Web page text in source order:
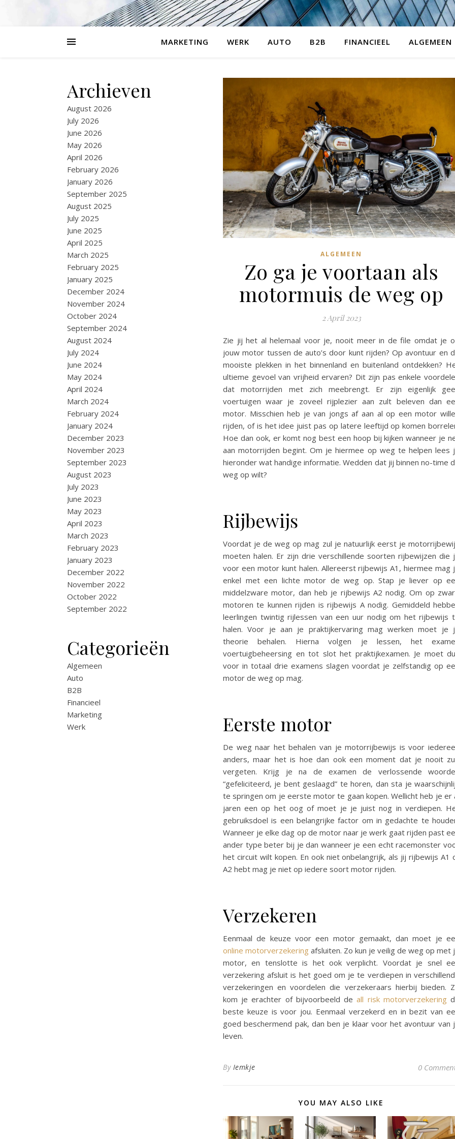
MARKETING WERK AUTO B2B FINANCIEEL ALGEMEEN
Archieven
August 2026
July 2026
June 2026
May 2026
April 2026
February 2026
January 2026
September 2025
August 2025
July 2025
June 2025
April 2025
March 2025
February 2025
January 2025
December 2024
November 2024
October 2024
September 2024
August 2024
July 2024
June 2024
May 2024
April 2024
March 2024
February 2024
January 2024
December 2023
November 2023
September 2023
August 2023
July 2023
June 2023
May 2023
April 2023
March 2023
February 2023
January 2023
December 2022
November 2022
October 2022
September 2022
Categorieën
Algemeen
Auto
B2B
Financieel
Marketing
Werk
ALGEMEEN
Zo ga je voortaan als
motormuis de weg op
2 April 2023
Zie jij het al helemaal voor je, nooit meer in de file omdat je
jouw motor tussen de auto’s door kunt rijden? Op avontuur en
mooiste plekken in het binnenland en buitenland ontdekken?
ultieme gevoel van vrijheid ervaren? Dit zijn pas enkele
dat motorrijden met zich meebrengt. Er zijn eigenlijk
voertuigen waar je zoveel rijplezier aan zult beleven dan
motor. Misschien heb je van jongs af aan al op een motor
rijden, of is het idee juist pas op latere leeftijd op komen
Hoe dan ook, er komt nog best een hoop bij kijken wanneer je
aan motorrijden begint. Om je hiermee op weg te helpen lees
hieronder wat handige informatie. Wedden dat jij binnen no-time
weg op wilt?
Rijbewijs
Voordat je de weg op mag zul je natuurlijk eerst je
moeten halen. Er zijn drie verschillende soorten rijbewijzen die
voor een motor kunt halen. Allereerst rijbewijs A1, hiermee mag
enkel met een lichte motor de weg op. Stap je liever op
middelzware motor, dan heb je rijbewijs A2 nodig. Om op
motoren te kunnen rijden is rijbewijs A nodig. Gemiddeld
leerlingen twintig rijlessen van een uur nodig om het rijbewijs
halen. Voor je aan je praktijkervaring mag werken moet je
theorie behalen. Hierna volgen je lessen, het
voertuigbeheersing en tot slot het praktijkexamen. Je moet
voor in totaal drie examens slagen voordat je zelfstandig op
motor de weg op mag.
Eerste motor
De weg naar het behalen van je motorrijbewijs is voor
anders, maar het is hoe dan ook een moment dat je nooit
vergeten. Krijg je na de examen de verlossende
“gefeliciteerd, je bent geslaagd” te horen, dan sta je
te springen om je eerste motor te gaan kopen. Wellicht heb je er
jaren een op het oog of moet je je juist nog in verdiepen.
gebruiksdoel is een belangrijke factor om in gedachte te
Wanneer je elke dag op de motor naar je werk gaat rijden past
ander type beter bij je dan wanneer je een echt racemonster
het circuit wilt kopen. En ook niet onbelangrijk, als jij rijbewijs A1
A2 hebt mag je niet op iedere soort motor rijden.
Verzekeren
Eenmaal de keuze voor een motor gemaakt, dan moet je
online motorverzekering afsluiten. Zo kun je veilig de weg op met
motor, en tenslotte is het ook verplicht. Voordat je snel
verzekering afsluit is het goed om je te verdiepen in
verzekeringen en voordelen die verzekeraars hierbij bieden.
kom je erachter of bijvoorbeeld deall risk motorverzekering
beste keuze is voor jou. Eenmaal verzekerd en in bezit van
goed beschermend pak, dan ben je klaar voor het avontuur van
leven.
By Iemkje 0
YOU MAY ALSO LIKE